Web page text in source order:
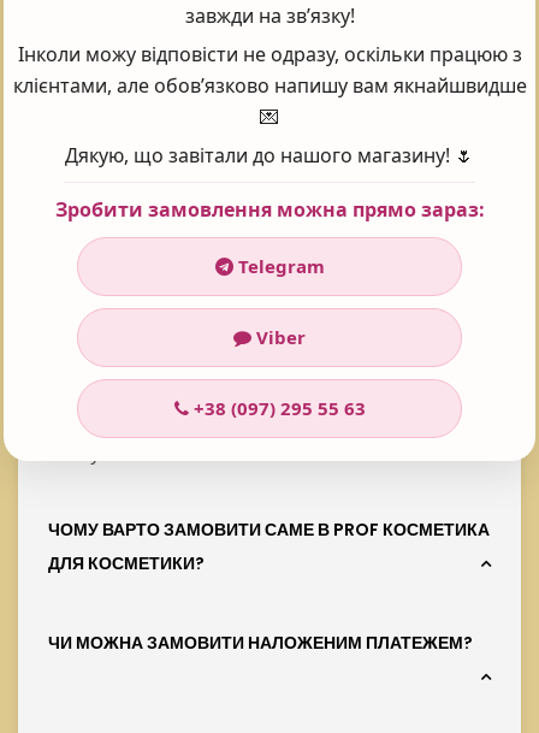
Проголосувало:101
Часті запитання - FAQ
ILLUSTRIOUS ОСВІТЛЮВАЛЬНА МАСКА, 75 МЛ ЯКА
ЦІНА?
У інтернет-магазині Prof косметика товар:
Illustrious Освітлювальна маска, 75 мл
коштує 1565 ₴
ЧОМУ ВАРТО ЗАМОВИТИ САМЕ В PROF КОСМЕТИКА
ДЛЯ КОСМЕТИКИ?
ЧИ МОЖНА ЗАМОВИТИ НАЛОЖЕНИМ ПЛАТЕЖЕМ?
завжди на зв’язку!
Інколи можу відповісти не одразу, оскільки працюю з
клієнтами, але обов’язково напишу вам якнайшвидше
💌
Дякую, що завітали до нашого магазину! 🌷
Зробити замовлення можна прямо зараз:
Telegram
Viber
+38 (097) 295 55 63